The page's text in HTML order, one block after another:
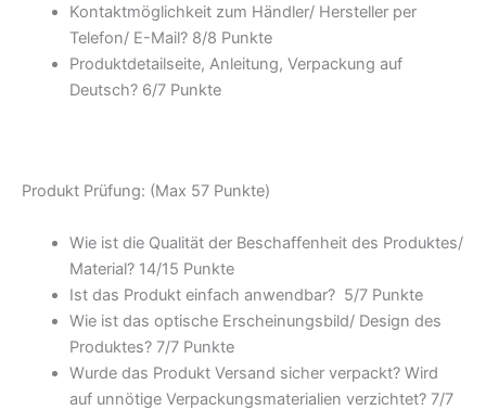
Kontaktmöglichkeit zum Händler/ Hersteller per
Telefon/ E-Mail? 8/8 Punkte
Produktdetailseite, Anleitung, Verpackung auf
Deutsch? 6/7 Punkte
Produkt Prüfung: (Max 57 Punkte)
Wie ist die Qualität der Beschaffenheit des Produktes/
Material? 14/15 Punkte
Ist das Produkt einfach anwendbar? 5/7 Punkte
Wie ist das optische Erscheinungsbild/ Design des
Produktes? 7/7 Punkte
Wurde das Produkt Versand sicher verpackt? Wird
auf unnötige Verpackungsmaterialien verzichtet? 7/7